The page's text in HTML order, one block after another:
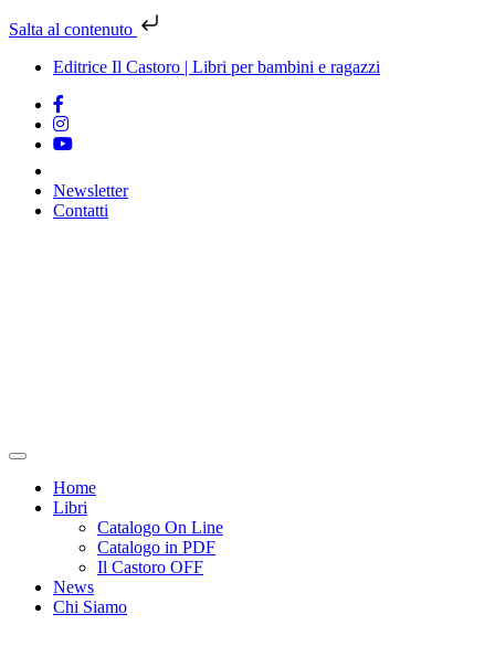
Salta al contenuto
Editrice Il Castoro | Libri per bambini e ragazzi
Newsletter
Contatti
Home
Libri
Catalogo On Line
Catalogo in PDF
Il Castoro OFF
News
Chi Siamo